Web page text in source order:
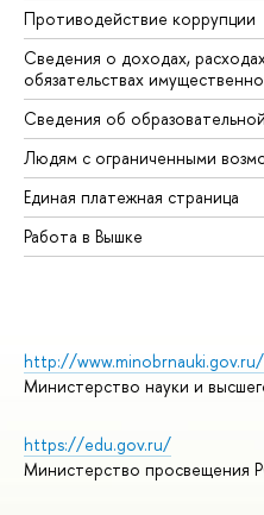
Противодействие коррупции
Сведения о доходах,
обязательствах
Сведения об
Людям с ограниченными
Единая платежная страница
Работа в Вышке
http://www.minobrnauki.gov.ru/
Министерство науки и
https://edu.gov.ru/
Министерство просвещения